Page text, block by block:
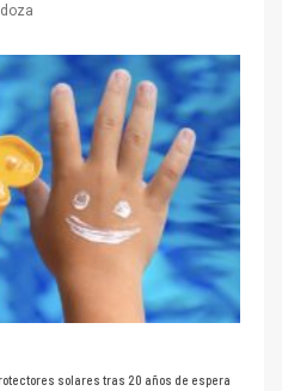
solares tras 20 años de espera